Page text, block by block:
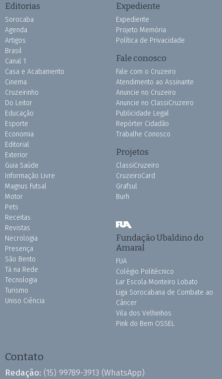
Editorias
Sorocaba
Agenda
Artigos
Brasil
Canal 1
Casa e Acabamento
Cinema
Cruzeirinho
Do Leitor
Educação
Esporte
Economia
Editorial
Exterior
Guia Saúde
Informação Livre
Magnus Futsal
Motor
Pets
Receitas
Revistas
Necrologia
Presença
São Bento
Tá na Rede
Tecnologia
Turismo
Uniso Ciência
Expediente
Expediente
Projeto Memória
Política de Privacidade
Fale conosco
Fale com o Cruzeiro
Atendimento ao Assinante
Anuncie no Cruzeiro
Anuncie no ClassiCruzeiro
Publicidade Legal
Repórter Cidadão
Trabalhe Conosco
Projetos
ClassiCruzeiro
CruzeiroCard
Grafsul
Burh
Fundação Ubaldino do
Amaral
FUA
Colégio Politécnico
Lar Escola Monteiro Lobato
Liga Sorocabana de Combate ao
Câncer
Vila dos Velhinhos
Pink do Bem OSSEL
Contato
Redação: (15) 99789-3913 (WhatsApp)